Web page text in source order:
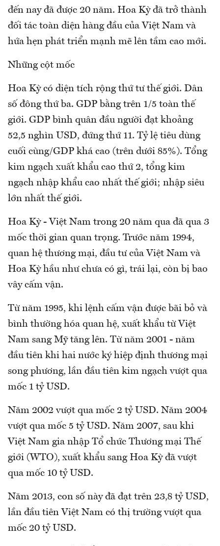
đến nay đã được 20 năm. Hoa Kỳ đã trở thành
đối tác toàn diện hàng đầu của Việt Nam và
hứa hẹn phát triển mạnh mẽ lên tầm cao mới.
Những cột mốc
Hoa Kỳ có diện tích rộng thứ tư thế giới. Dân
số đông thứ ba. GDP bằng trên 1/5 toàn thế
giới. GDP bình quân đầu người đạt khoảng
52,5 nghìn USD, đứng thứ 11. Tỷ lệ tiêu dùng
cuối cùng/GDP khá cao (trên dưới 85%). Tổng
kim ngạch xuất khẩu cao thứ 2, tổng kim
ngạch nhập khẩu cao nhất thế giới; nhập siêu
lớn nhất thế giới.
Hoa Kỳ - Việt Nam trong 20 năm qua đã qua 3
mốc thời gian quan trọng. Trước năm 1994,
quan hệ thương mại, đầu tư của Việt Nam và
Hoa Kỳ hầu như chưa có gì, trái lại, còn bị bao
vây cấm vận.
Từ năm 1995, khi lệnh cấm vận được bãi bỏ và
bình thường hóa quan hệ, xuất khẩu từ Việt
Nam sang Mỹ tăng lên. Từ năm 2001 - năm
đầu tiên khi hai nước ký hiệp định thương mại
song phương, lần đầu tiên kim ngạch vượt qua
mốc 1 tỷ USD.
Năm 2002 vượt qua mốc 2 tỷ USD. Năm 2004
vượt qua mốc 5 tỷ USD. Năm 2007, sau khi
Việt Nam gia nhập Tổ chức Thương mại Thế
giới (WTO), xuất khẩu sang Hoa Kỳ đã vượt
qua mốc 10 tỷ USD.
Năm 2013, con số này đã đạt trên 23,8 tỷ USD,
lần đầu tiên Việt Nam có thị trường vượt qua
mốc 20 tỷ USD.